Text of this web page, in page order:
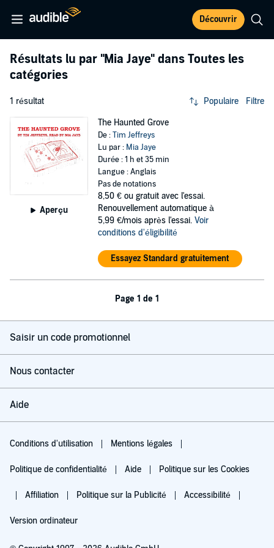
Découvrir
Résultats lu par "Mia Jaye" dans Toutes les
catégories
1 résultat Populaire Filtre
Aperçu
The Haunted Grove
De :Tim Jeffreys
Lu par : Mia Jaye
Durée : 1 h et 35 min
Langue : Anglais
Pas de notations
8,50 € ou gratuit avec l'essai.
Renouvellement automatique à
5,99 €/mois après l'essai. Voir
conditions d'éligibilité
Essayez Standard gratuitement
Page 1 de 1
Saisir un code promotionnel
Nous contacter
Aide
Conditions d'utilisation Mentions légales
Politique de confidentialité Aide Politique sur les Cookies
Affiliation Politique sur la Publicité Accessibilité
Version ordinateur